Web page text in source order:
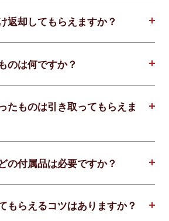
返却してもらえますか？
のは何ですか？
たものは引き取ってもらえま
の付属品は必要ですか？
もらえるコツはありますか？